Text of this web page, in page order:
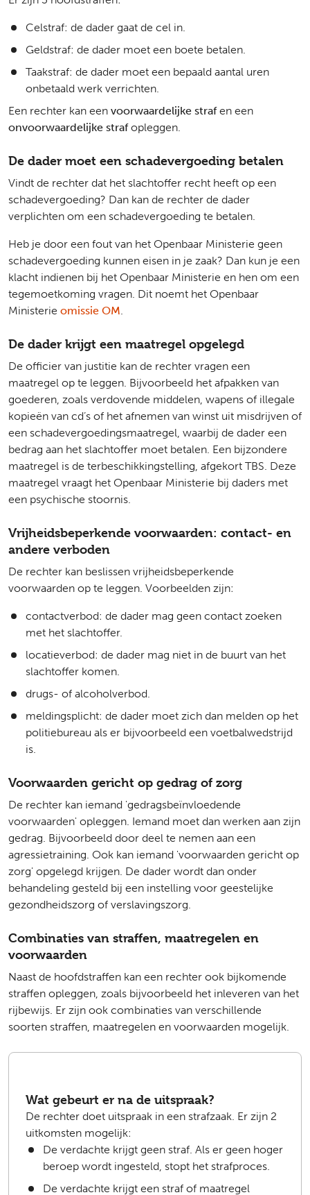
Celstraf: de dader gaat de cel in.
Geldstraf: de dader moet een boete betalen.
Taakstraf: de dader moet een bepaald aantal uren
onbetaald werk verrichten.
Een rechter kan een voorwaardelijke strafen een
onvoorwaardelijke strafopleggen.
De dader moet een schadevergoeding betalen
Vindt de rechter dat het slachtoffer recht heeft op een
schadevergoeding? Dan kan de rechter de dader
verplichten om een schadevergoeding te betalen.
Heb je door een fout van het Openbaar Ministerie geen
schadevergoeding kunnen eisen in je zaak? Dan kun je een
klacht indienen bij het Openbaar Ministerie en hen om een
tegemoetkoming vragen. Dit noemt het Openbaar
Ministerie omissie OM.
De dader krijgt een maatregel opgelegd
De officier van justitie kan de rechter vragen een
maatregel op te leggen. Bijvoorbeeld het afpakken van
goederen, zoals verdovende middelen, wapens of illegale
kopieën van cd’s of het afnemen van winst uit misdrijven of
een schadevergoedingsmaatregel, waarbij de dader een
bedrag aan het slachtoffer moet betalen. Een bijzondere
maatregel is de terbeschikkingstelling, afgekort TBS. Deze
maatregel vraagt het Openbaar Ministerie bij daders met
een psychische stoornis.
Vrijheidsbeperkende voorwaarden: contact- en
andere verboden
De rechter kan beslissen vrijheidsbeperkende
voorwaarden op te leggen. Voorbeelden zijn:
contactverbod: de dader mag geen contact zoeken
met het slachtoffer.
locatieverbod: de dader mag niet in de buurt van het
slachtoffer komen.
drugs- of alcoholverbod.
meldingsplicht: de dader moet zich dan melden op het
politiebureau als er bijvoorbeeld een voetbalwedstrijd
is.
Voorwaarden gericht op gedrag of zorg
De rechter kan iemand 'gedragsbeïnvloedende
voorwaarden' opleggen. Iemand moet dan werken aan zijn
gedrag. Bijvoorbeeld door deel te nemen aan een
agressietraining. Ook kan iemand 'voorwaarden gericht op
zorg' opgelegd krijgen. De dader wordt dan onder
behandeling gesteld bij een instelling voor geestelijke
gezondheidszorg of verslavingszorg.
Combinaties van straffen, maatregelen en
voorwaarden
Naast de hoofdstraffen kan een rechter ook bijkomende
straffen opleggen, zoals bijvoorbeeld het inleveren van het
rijbewijs. Er zijn ook combinaties van verschillende
soorten straffen, maatregelen en voorwaarden mogelijk.
Wat gebeurt er na de uitspraak?
De rechter doet uitspraak in een strafzaak. Er zijn 2
uitkomsten mogelijk:
De verdachte krijgt geen straf. Als er geen hoger
beroep wordt ingesteld, stopt het strafproces.
De verdachte krijgt een straf of maatregel